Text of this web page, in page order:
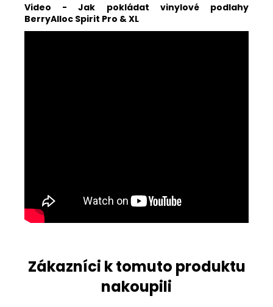
Video - Jak pokládat vinylové podlahy
BerryAlloc Spirit Pro & XL